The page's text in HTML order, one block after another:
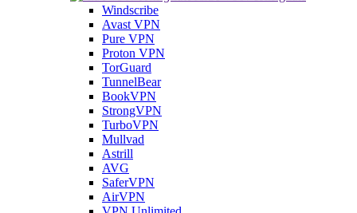
Windscribe
Avast VPN
Pure VPN
Proton VPN
TorGuard
TunnelBear
BookVPN
StrongVPN
TurboVPN
Mullvad
Astrill
AVG
SaferVPN
AirVPN